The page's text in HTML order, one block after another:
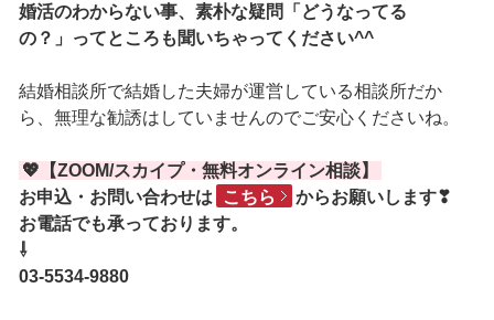
婚活のわからない事、素朴な疑問「どうなってる
の？」ってところも聞いちゃってください^^
結婚相談所で結婚した夫婦が運営している相談所だか
ら、無理な勧誘はしていませんのでご安心くださいね。
💖【ZOOM/スカイプ・無料オンライン相談】
お申込・お問い合わせは
こちら
からお願いします❣
お電話でも承っております。
⇩
03-5534-9880